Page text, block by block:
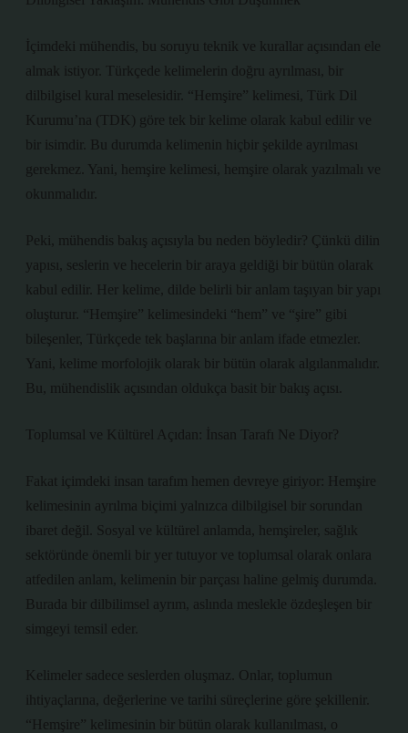
İçimdeki mühendis, bu soruyu teknik ve kurallar açısından ele
almak istiyor. Türkçede kelimelerin doğru ayrılması, bir
dilbilgisel kural meselesidir. “Hemşire” kelimesi, Türk Dil
Kurumu’na (TDK) göre tek bir kelime olarak kabul edilir ve
bir isimdir. Bu durumda kelimenin hiçbir şekilde ayrılması
gerekmez. Yani, hemşire kelimesi, hemşire olarak yazılmalı ve
okunmalıdır.
Peki, mühendis bakış açısıyla bu neden böyledir? Çünkü dilin
yapısı, seslerin ve hecelerin bir araya geldiği bir bütün olarak
kabul edilir. Her kelime, dilde belirli bir anlam taşıyan bir yapı
oluşturur. “Hemşire” kelimesindeki “hem” ve “şire” gibi
bileşenler, Türkçede tek başlarına bir anlam ifade etmezler.
Yani, kelime morfolojik olarak bir bütün olarak algılanmalıdır.
Bu, mühendislik açısından oldukça basit bir bakış açısı.
Toplumsal ve Kültürel Açıdan: İnsan Tarafı Ne Diyor?
Fakat içimdeki insan tarafım hemen devreye giriyor: Hemşire
kelimesinin ayrılma biçimi yalnızca dilbilgisel bir sorundan
ibaret değil. Sosyal ve kültürel anlamda, hemşireler, sağlık
sektöründe önemli bir yer tutuyor ve toplumsal olarak onlara
atfedilen anlam, kelimenin bir parçası haline gelmiş durumda.
Burada bir dilbilimsel ayrım, aslında meslekle özdeşleşen bir
simgeyi temsil eder.
Kelimeler sadece seslerden oluşmaz. Onlar, toplumun
ihtiyaçlarına, değerlerine ve tarihi süreçlerine göre şekillenir.
“Hemşire” kelimesinin bir bütün olarak kullanılması, o